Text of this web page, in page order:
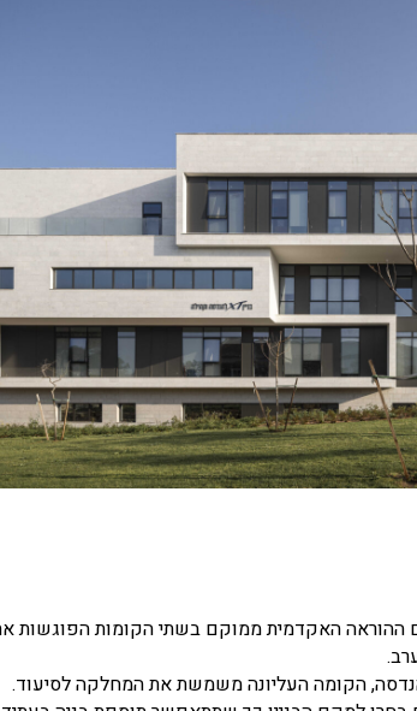
ההוראה האקדמית ממוקם בשתי הקומות
הקומה העליונה משמשת את המחלקה לסיעוד.